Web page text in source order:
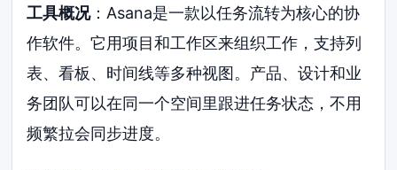
工具概况：Asana是一款以任务流转为核心的协
作软件。它用项目和工作区来组织工作，支持列
表、看板、时间线等多种视图。产品、设计和业
务团队可以在同一个空间里跟进任务状态，不用
频繁拉会同步进度。